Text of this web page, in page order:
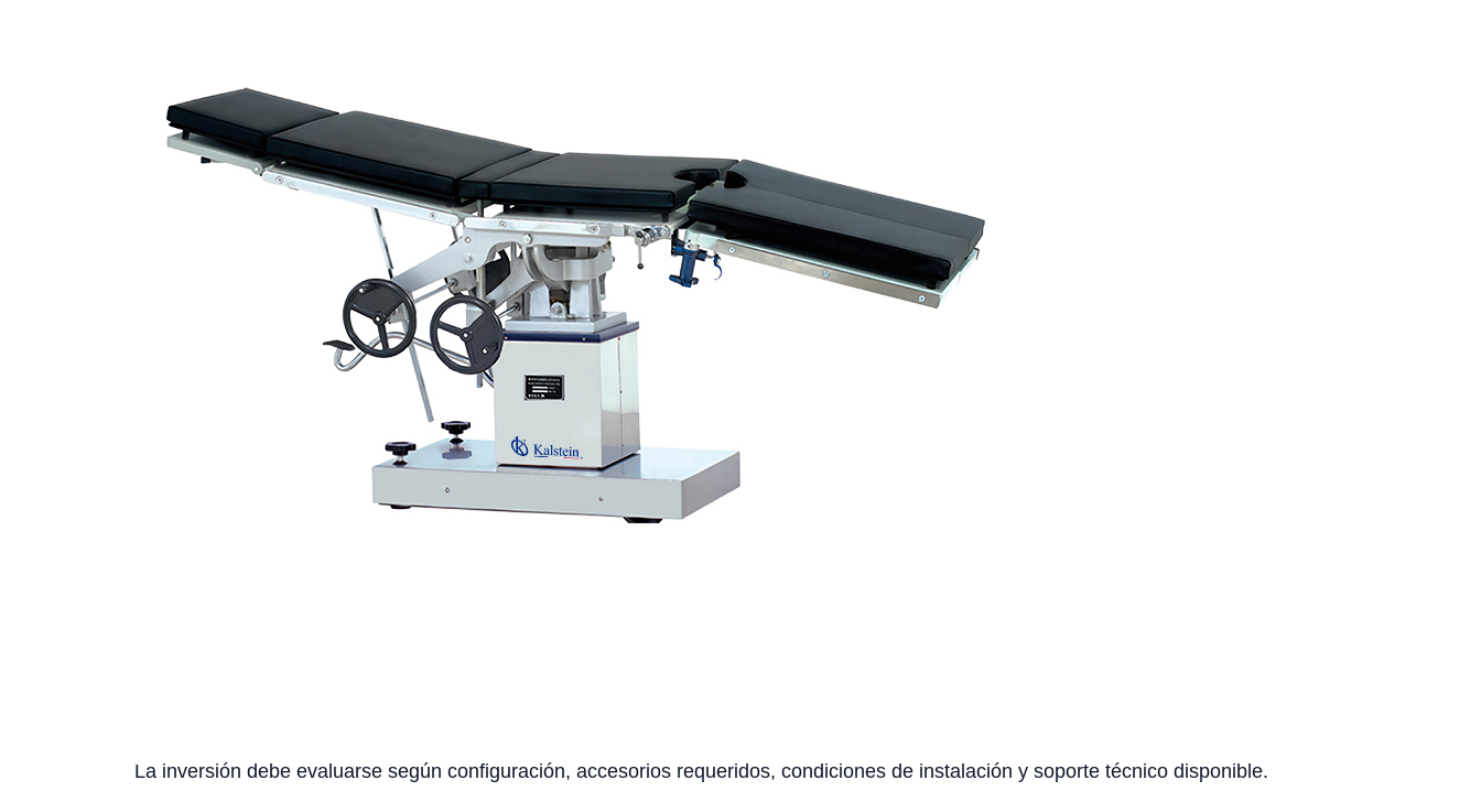
La inversión debe evaluarse según configuración, accesorios requeridos, condiciones de instalación y soporte técnico disponible.